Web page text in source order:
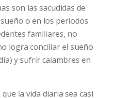
son las sacudidas de
o en los periodos
familiares, no
logra conciliar el sueño
y sufrir calambres en
la vida diaria sea casi